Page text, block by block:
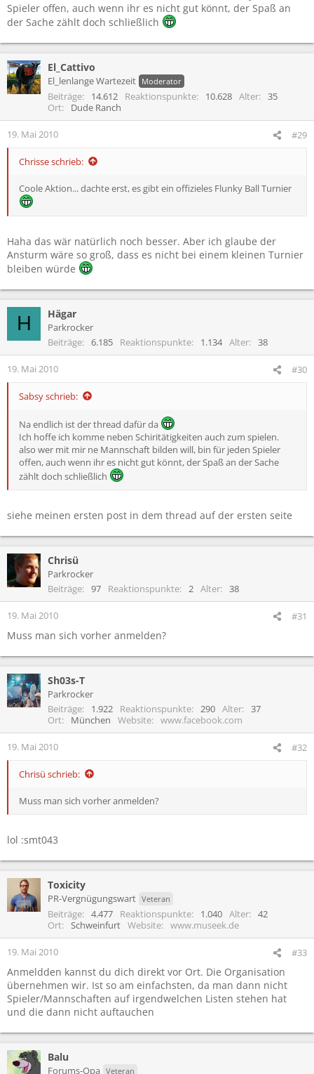
Spieler offen, auch wenn ihr es nicht gut könnt, der Spaß an
der Sache zählt doch schließlich
El_Cattivo
El_lenlange Wartezeit Moderator
Beiträge 14.612 Reaktionspunkte 10.628 Alter
35
Ort
Dude Ranch
19. Mai 2010 #29
Chrisse schrieb:
Coole Aktion... dachte erst, es gibt ein offizieles Flunky Ball Turnier
Haha das wär natürlich noch besser. Aber ich glaube der
Ansturm wäre so groß, dass es nicht bei einem kleinen Turnier
bleiben würde
H Hägar
Parkrocker
Beiträge
6.185 Reaktionspunkte 1.134 Alter 38
19. Mai 2010 #30
Sabsy schrieb:
Na endlich ist der thread dafür da
Ich hoffe ich komme neben Schiritätigkeiten auch zum spielen.
also wer mit mir ne Mannschaft bilden will, bin für jeden Spieler
offen, auch wenn ihr es nicht gut könnt, der Spaß an der Sache
zählt doch schließlich
siehe meinen ersten post in dem thread auf der ersten seite
Chrisü
Parkrocker
Beiträge
97 Reaktionspunkte 2 Alter 38
19. Mai 2010 #31
Muss man sich vorher anmelden?
Sh03s-T
Parkrocker
Beiträge
1.922 Reaktionspunkte 290 Alter
37
Ort
München Website www.facebook.com
19. Mai 2010 #32
Chrisü schrieb:
Muss man sich vorher anmelden?
lol :smt043
Toxicity
PR-Vergnügungswart Veteran
Beiträge 4.477 Reaktionspunkte 1.040 Alter
42
Ort
Schweinfurt Website www.museek.de
19. Mai 2010 #33
Anmeldden kannst du dich direkt vor Ort. Die Organisation
übernehmen wir. Ist so am einfachsten, da man dann nicht
Spieler/Mannschaften auf irgendwelchen Listen stehen hat
und die dann nicht auftauchen
Balu
Forums-Opa Veteran